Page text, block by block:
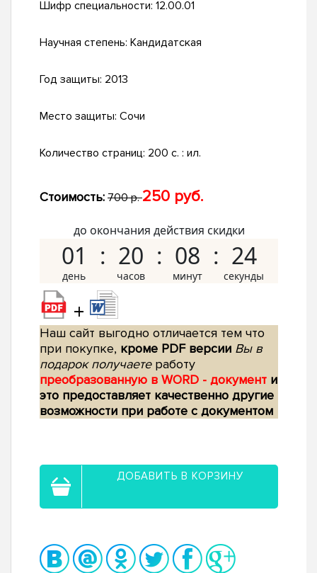
Шифр специальности: 12.00.01
Научная степень: Кандидатская
Год защиты: 2013
Место защиты: Сочи
Количество страниц: 200 с. : ил.
Стоимость: 700 р.250 руб.
до окончания действия скидки
01 20 08 23
+
Наш сайт выгодно отличается тем что
при покупке, кроме PDF версии Вы в
подарок получаетеработу
преобразованную в WORD - документ и
это предоставляет качественно другие
возможности при работе с документом
ДОБАВИТЬ В КОРЗИНУ